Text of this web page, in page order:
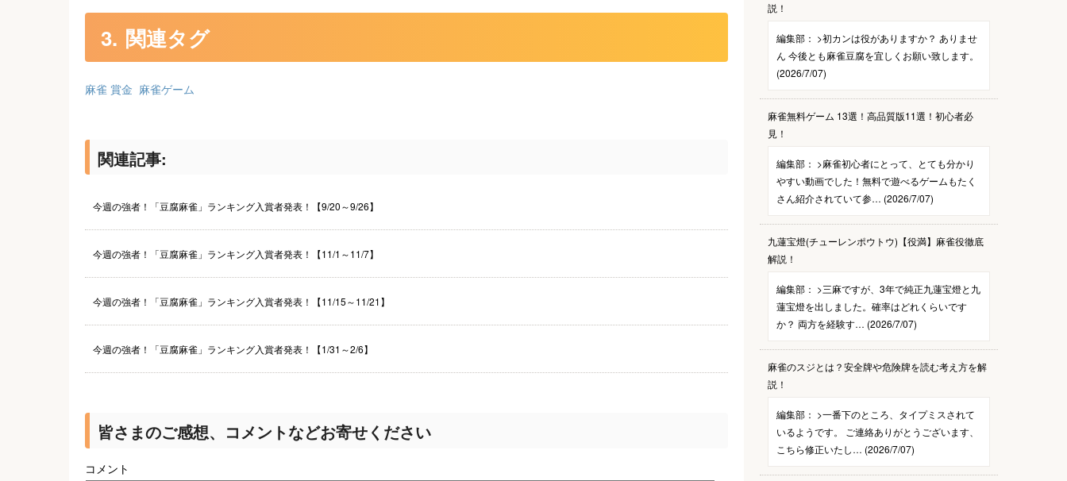
関連タグ
麻雀 賞金 麻雀ゲーム
関連記事:
今週の強者！「豆腐麻雀」ランキング入賞者発表！【9/20～9/26】
今週の強者！「豆腐麻雀」ランキング入賞者発表！【11/1～11/7】
今週の強者！「豆腐麻雀」ランキング入賞者発表！【11/15～11/21】
今週の強者！「豆腐麻雀」ランキング入賞者発表！【1/31～2/6】
皆さまのご感想、コメントなどお寄せください
コメント
説！
編集部： >初カンは役がありますか？ ありませ
ん 今後とも麻雀豆腐を宜しくお願い致します。
(2026/7/07)
麻雀無料ゲーム 13選！高品質版11選！初心者必
見！
編集部： >麻雀初心者にとって、とても分かり
やすい動画でした！無料で遊べるゲームもたく
さん紹介されていて参… (2026/7/07)
九蓮宝燈(チューレンポウトウ)【役満】麻雀役徹底
解説！
編集部： >三麻ですが、3年で純正九蓮宝燈と九
蓮宝燈を出しました。確率はどれくらいです
か？ 両方を経験す… (2026/7/07)
麻雀のスジとは？安全牌や危険牌を読む考え方を解
説！
編集部： >一番下のところ、タイプミスされて
いるようです。 ご連絡ありがとうございます、
こちら修正いたし… (2026/7/07)